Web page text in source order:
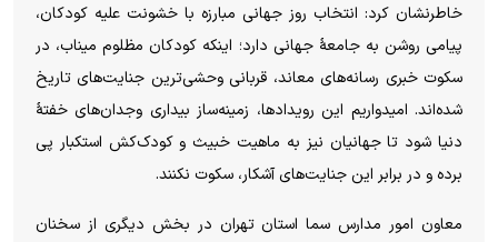
خاطرنشان کرد: انتخاب روز جهانی مبارزه با خشونت علیه کودکان،
پیامی روشن به جامعهٔ جهانی دارد؛ اینکه کودکان مظلوم میناب، در
سکوت خبری رسانه‌های معاند، قربانی وحشی‌ترین جنایت‌های تاریخ
شده‌اند. امیدواریم این رویدادها، زمینه‌ساز بیداری وجدان‌های خفتهٔ
دنیا شود تا جهانیان نیز به ماهیت خبیث و کودک‌کش استکبار پی
برده و در برابر این جنایت‌های آشکار، سکوت نکنند.
معاون امور مدارس سما استان تهران در بخش دیگری از سخنان